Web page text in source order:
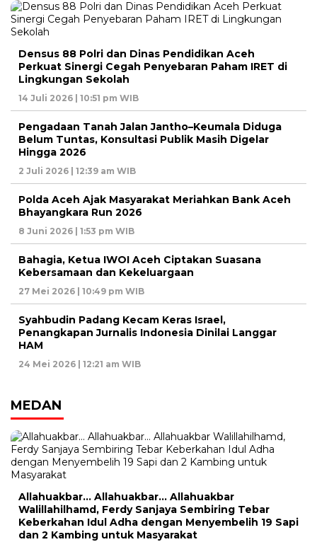
Densus 88 Polri dan Dinas Pendidikan Aceh
Perkuat Sinergi Cegah Penyebaran Paham IRET di
Lingkungan Sekolah
14 Juli 2026 | 10:51 pm WIB
Pengadaan Tanah Jalan Jantho–Keumala Diduga
Belum Tuntas, Konsultasi Publik Masih Digelar
Hingga 2026
2 Juli 2026 | 12:39 am WIB
Polda Aceh Ajak Masyarakat Meriahkan Bank Aceh
Bhayangkara Run 2026
8 Juni 2026 | 1:53 pm WIB
Bahagia, Ketua IWOI Aceh Ciptakan Suasana
Kebersamaan dan Kekeluargaan
27 Mei 2026 | 10:49 pm WIB
Syahbudin Padang Kecam Keras Israel,
Penangkapan Jurnalis Indonesia Dinilai Langgar
HAM
24 Mei 2026 | 12:21 am WIB
MEDAN
Allahuakbar… Allahuakbar… Allahuakbar
Walillahilhamd, Ferdy Sanjaya Sembiring Tebar
Keberkahan Idul Adha dengan Menyembelih 19 Sapi
dan 2 Kambing untuk Masyarakat